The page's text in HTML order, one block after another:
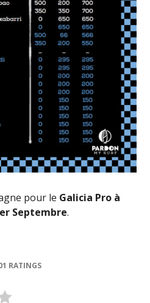
pour le Galicia Pro à
Septembre.
RATINGS